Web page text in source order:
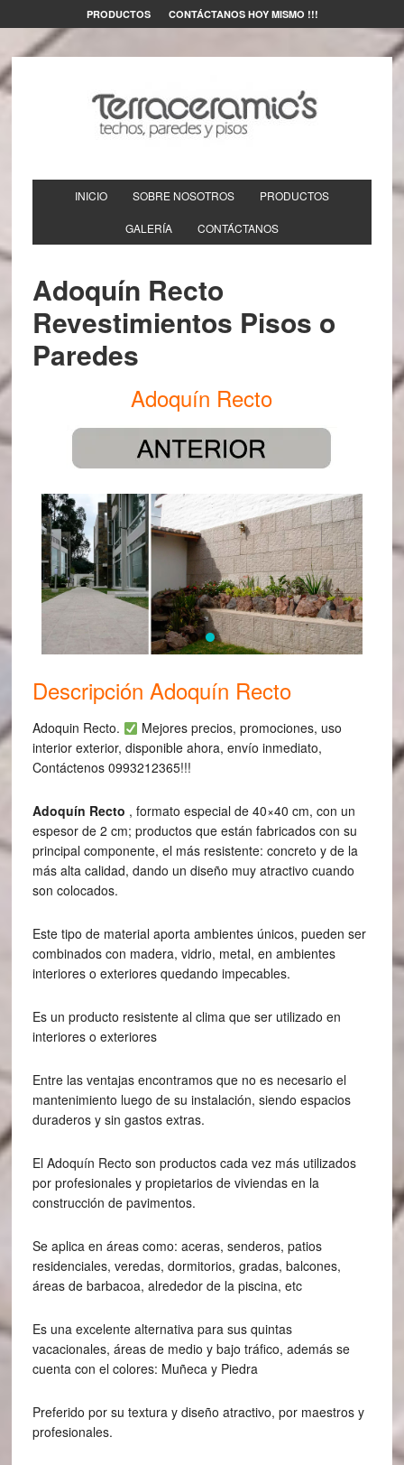
PRODUCTOS CONTÁCTANOS HOY MISMO !!!
INICIO SOBRE NOSOTROS PRODUCTOS
GALERÍA CONTÁCTANOS
Adoquín Recto
Revestimientos Pisos o
Paredes
Adoquín Recto
Descripción Adoquín Recto
Adoquin Recto.
Mejores precios, promociones, uso
interior exterior, disponible ahora, envío inmediato,
Contáctenos 0993212365!!!
Adoquín Recto , formato especial de 40×40 cm, con un
espesor de 2 cm; productos que están fabricados con su
principal componente, el más resistente: concreto y de la
más alta calidad, dando un diseño muy atractivo cuando
son colocados.
Este tipo de material aporta ambientes únicos, pueden ser
combinados con madera, vidrio, metal, en ambientes
interiores o exteriores quedando impecables.
Es un producto resistente al clima que ser utilizado en
interiores o exteriores
Entre las ventajas encontramos que no es necesario el
mantenimiento luego de su instalación, siendo espacios
duraderos y sin gastos extras.
El Adoquín Recto son productos cada vez más utilizados
por profesionales y propietarios de viviendas en la
construcción de pavimentos.
Se aplica en áreas como: aceras, senderos, patios
residenciales, veredas, dormitorios, gradas, balcones,
áreas de barbacoa, alrededor de la piscina, etc
Es una excelente alternativa para sus quintas
vacacionales, áreas de medio y bajo tráfico, además se
cuenta con el colores: Muñeca y Piedra
Preferido por su textura y diseño atractivo, por maestros y
profesionales.